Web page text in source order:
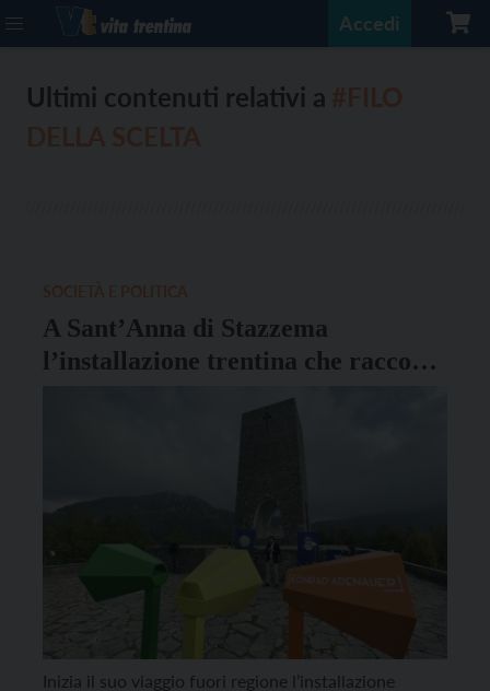
Accedi
Ultimi contenuti relativi a
A Sant’Anna di Stazzema
l’installazione trentina che racconta
la storia dei padri e delle madri
Inizia il suo viaggio fuori regione l’installazione